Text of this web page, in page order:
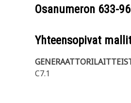
Osanumeron 633-
Yhteensopivat
C7.1